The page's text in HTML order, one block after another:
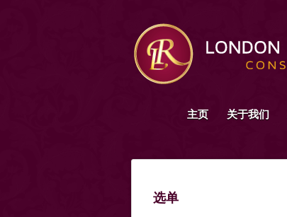
主页 关于我们
选单